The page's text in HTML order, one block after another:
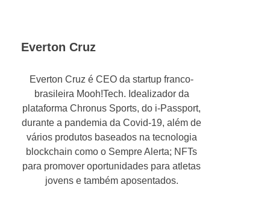
Everton Cruz
Everton Cruz é CEO da startup franco-
brasileira Mooh!Tech. Idealizador da
plataforma Chronus Sports, do i-Passport,
durante a pandemia da Covid-19, além de
vários produtos baseados na tecnologia
blockchain como o Sempre Alerta; NFTs
para promover oportunidades para atletas
jovens e também aposentados.